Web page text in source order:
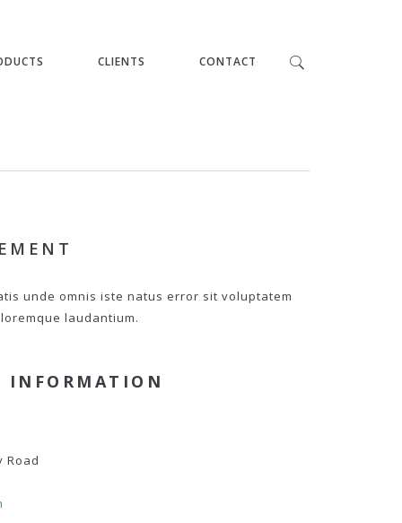
CLIENTS CONTACT
unde omnis iste natus error sit voluptatem
laudantium.
INFORMATION
Road